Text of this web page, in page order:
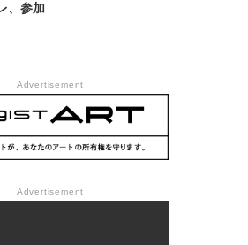
、参加
Advertisement
Advertisement